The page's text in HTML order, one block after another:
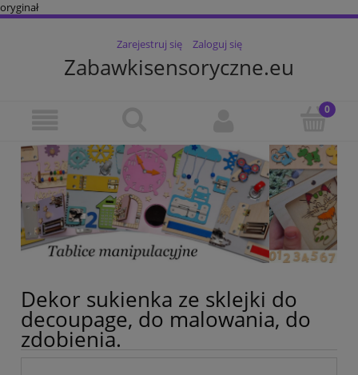
oryginał
Zarejestruj się Zaloguj się
Zabawkisensoryczne.eu
Dekor sukienka ze sklejki do
decoupage, do malowania, do
zdobienia.